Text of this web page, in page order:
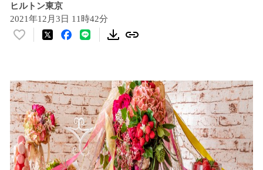
ヒルトン東京
2021年12月3日 11時42分
い
数
を
読
み
込
み
中